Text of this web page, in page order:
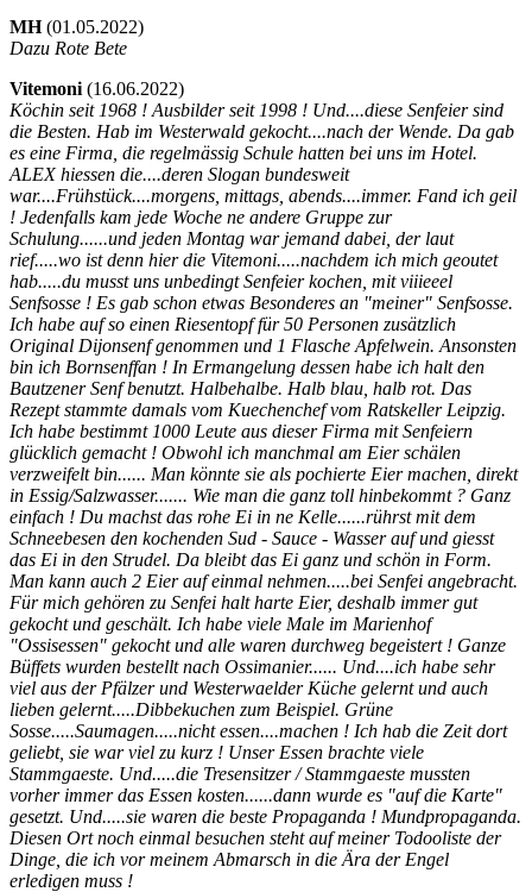
MH(01.05.2022)
Dazu Rote Bete
Vitemoni (16.06.2022)
Köchin seit 1968 ! Ausbilder seit 1998 ! Und....diese Senfeier sind
die Besten. Hab im Westerwald gekocht....nach der Wende. Da gab
es eine Firma, die regelmässig Schule hatten bei uns im Hotel.
ALEX hiessen die....deren Slogan bundesweit
war....Frühstück....morgens, mittags, abends....immer. Fand ich geil
! Jedenfalls kam jede Woche ne andere Gruppe zur
Schulung......und jeden Montag war jemand dabei, der laut
rief.....wo ist denn hier die Vitemoni.....nachdem ich mich geoutet
hab.....du musst uns unbedingt Senfeier kochen, mit viiieeel
Senfsosse ! Es gab schon etwas Besonderes an "meiner" Senfsosse.
Ich habe auf so einen Riesentopf für 50 Personen zusätzlich
Original Dijonsenf genommen und 1 Flasche Apfelwein. Ansonsten
bin ich Bornsenffan ! In Ermangelung dessen habe ich halt den
Bautzener Senf benutzt. Halbehalbe. Halb blau, halb rot. Das
Rezept stammte damals vom Kuechenchef vom Ratskeller Leipzig.
Ich habe bestimmt 1000 Leute aus dieser Firma mit Senfeiern
glücklich gemacht ! Obwohl ich manchmal am Eier schälen
verzweifelt bin...... Man könnte sie als pochierte Eier machen, direkt
in Essig/Salzwasser....... Wie man die ganz toll hinbekommt ? Ganz
einfach ! Du machst das rohe Ei in ne Kelle......rührst mit dem
Schneebesen den kochenden Sud - Sauce - Wasser auf und giesst
das Ei in den Strudel. Da bleibt das Ei ganz und schön in Form.
Man kann auch 2 Eier auf einmal nehmen.....bei Senfei angebracht.
Für mich gehören zu Senfei halt harte Eier, deshalb immer gut
gekocht und geschält. Ich habe viele Male im Marienhof
"Ossisessen" gekocht und alle waren durchweg begeistert ! Ganze
Büffets wurden bestellt nach Ossimanier...... Und....ich habe sehr
viel aus der Pfälzer und Westerwaelder Küche gelernt und auch
lieben gelernt.....Dibbekuchen zum Beispiel. Grüne
Sosse.....Saumagen.....nicht essen....machen ! Ich hab die Zeit dort
geliebt, sie war viel zu kurz ! Unser Essen brachte viele
Stammgaeste. Und.....die Tresensitzer / Stammgaeste mussten
vorher immer das Essen kosten......dann wurde es "auf die Karte"
gesetzt. Und.....sie waren die beste Propaganda ! Mundpropaganda.
Diesen Ort noch einmal besuchen steht auf meiner Todooliste der
Dinge, die ich vor meinem Abmarsch in die Ära der Engel
erledigen muss !